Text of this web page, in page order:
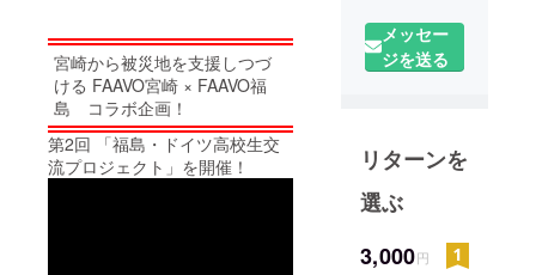
宮崎から被災地を支援しつづ
ける FAAVO宮崎 × FAAVO福
島 コラボ企画！
第2回 「福島・ドイツ高校生交
流プロジェクト」を開催！
メッセー
ジを送る
リターンを
選ぶ
3,000円